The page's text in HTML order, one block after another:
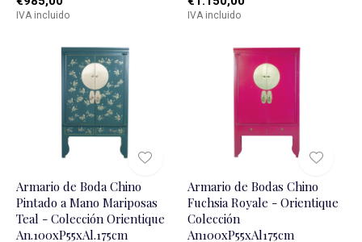
IVA incluido IVA incluido
Armario de Boda Chino
Pintado a Mano Mariposas
Teal - Colección Orientique
An.100xP55xAl.175cm
Armario de Bodas Chino
Fuchsia Royale - Orientique
Colección
An100xP55xAl175cm